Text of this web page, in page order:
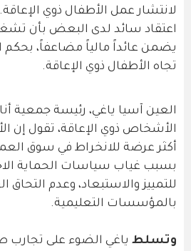
لانتشار عمل الأطفال ذوي
اعتقاد سائد لدى البعض بأن
يضمن عائداً مالياً مضاعفاً،
تجاه الأطفال ذوي الإعاقة.
العين آسيا ياغي، رئيسة جمعية
الأشخاص ذوي الإعاقة، تقول إن
أكثر عرضة للانخراط في سوق
بسبب غياب سياسات الحماية
للتمييز والاستبعاد، وعدم التحاق
بالمؤسسات التعليمية.
وتسلط ياغي الضوء على تجارب